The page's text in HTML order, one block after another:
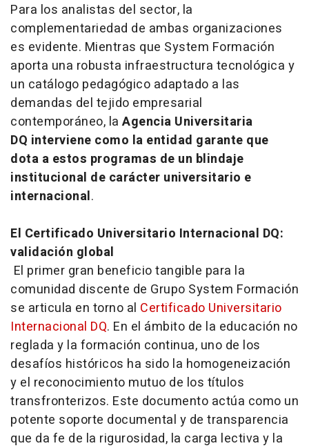
Para los analistas del sector, la
complementariedad de ambas organizaciones
es evidente. Mientras que System Formación
aporta una robusta infraestructura tecnológica y
un catálogo pedagógico adaptado a las
demandas del tejido empresarial
contemporáneo, la Agencia Universitaria
DQ interviene como la entidad garante que
dota a estos programas de un blindaje
institucional de carácter universitario e
internacional.
El Certificado Universitario Internacional DQ:
validación global
El primer gran beneficio tangible para la
comunidad discente de Grupo System Formación
se articula en torno al Certificado Universitario
Internacional DQ. En el ámbito de la educación no
reglada y la formación continua, uno de los
desafíos históricos ha sido la homogeneización
y el reconocimiento mutuo de los títulos
transfronterizos. Este documento actúa como un
potente soporte documental y de transparencia
que da fe de la rigurosidad, la carga lectiva y la